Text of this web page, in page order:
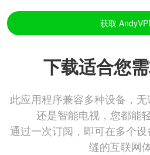
获取
下载适合您
此应用程序兼容多种设备，
还是智能电视，您都能
通过一次订阅，即可在多个
缝的互联网体